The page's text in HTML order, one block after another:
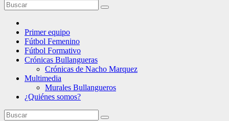
Primer equipo
Fútbol Femenino
Fútbol Formativo
Crónicas Bullangueras
Crónicas de Nacho Marquez
Multimedia
Murales Bullangueros
¿Quiénes somos?